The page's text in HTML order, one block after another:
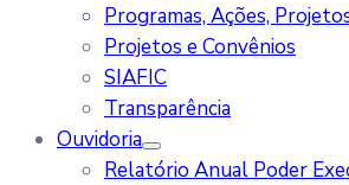
Programas, Ações,
Projetos e Convênios
SIAFIC
Transparência
Ouvidoria
Relatório Anual Poder